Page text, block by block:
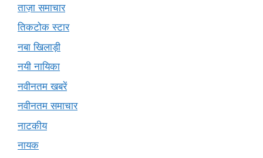
ताज़ा समाचार
तिकटोक स्टार
नबा खिलाड़ी
नयी नायिका
नवीनतम खबरें
नवीनतम समाचार
नाटकीय
नायक